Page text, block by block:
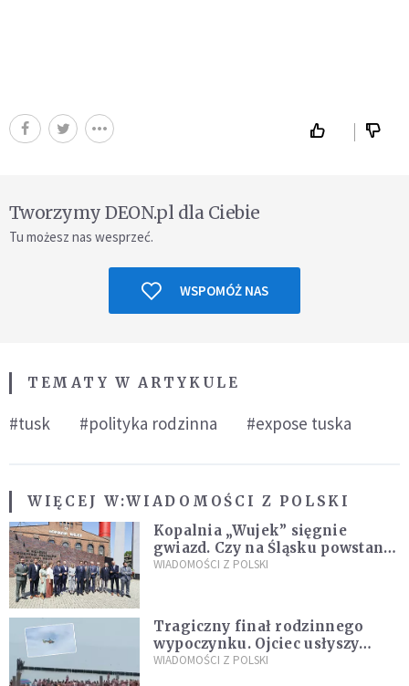
Tworzymy DEON.pl dla Ciebie
Tu możesz nas wesprzeć.
WSPOMÓŻ NAS
TEMATY W ARTYKULE
#tusk #polityka rodzinna #expose tuska
WIĘCEJ W:WIADOMOŚCI Z POLSKI
Kopalnia „Wujek” sięgnie
gwiazd. Czy na Śląsku powstanie
„Dolina Krzemowa”?
WIADOMOŚCI Z POLSKI
Tragiczny finał rodzinnego
wypoczynku. Ojciec usłyszy
zarzuty
WIADOMOŚCI Z POLSKI